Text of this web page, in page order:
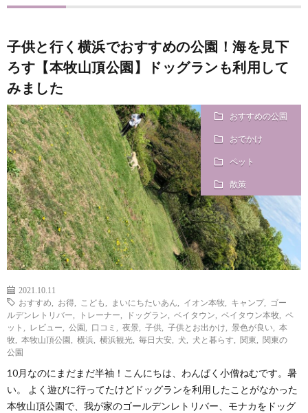
r
e
T
d
a
y
わ
せ
子供と行く横浜でおすすめの公園！海を見下
ろす【本牧山頂公園】ドッグランも利用して
みました
おすすめの公園
おでかけ
ペット
散策
2021.10.11
おすすめ
お得 こども まいにちたいあん イオン本牧 キャンプ, ゴー
ルデンレトリバー
トレーナー ドッグラン ベイタウン ベイタウン本牧
ペ
ット
レビュー 公園 口コミ 夜景 子供 子供とお出かけ 景色が良い
本
牧
本牧山頂公園 横浜 横浜観光 毎日大安 犬 犬と暮らす 関東
関東の
公園
10月なのにまだまだ半袖！こんにちは、わんぱく小僧ねむです。暑
い。 よく遊びに行ってたけどドッグランを利用したことがなかった
本牧山頂公園で、我が家のゴールデンレトリバー、モナカをドッグ